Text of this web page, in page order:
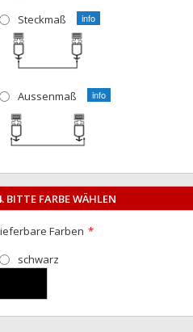
Steckmaß
Aussenmaß
BITTE FARBE WÄHLEN
Farben
schwarz